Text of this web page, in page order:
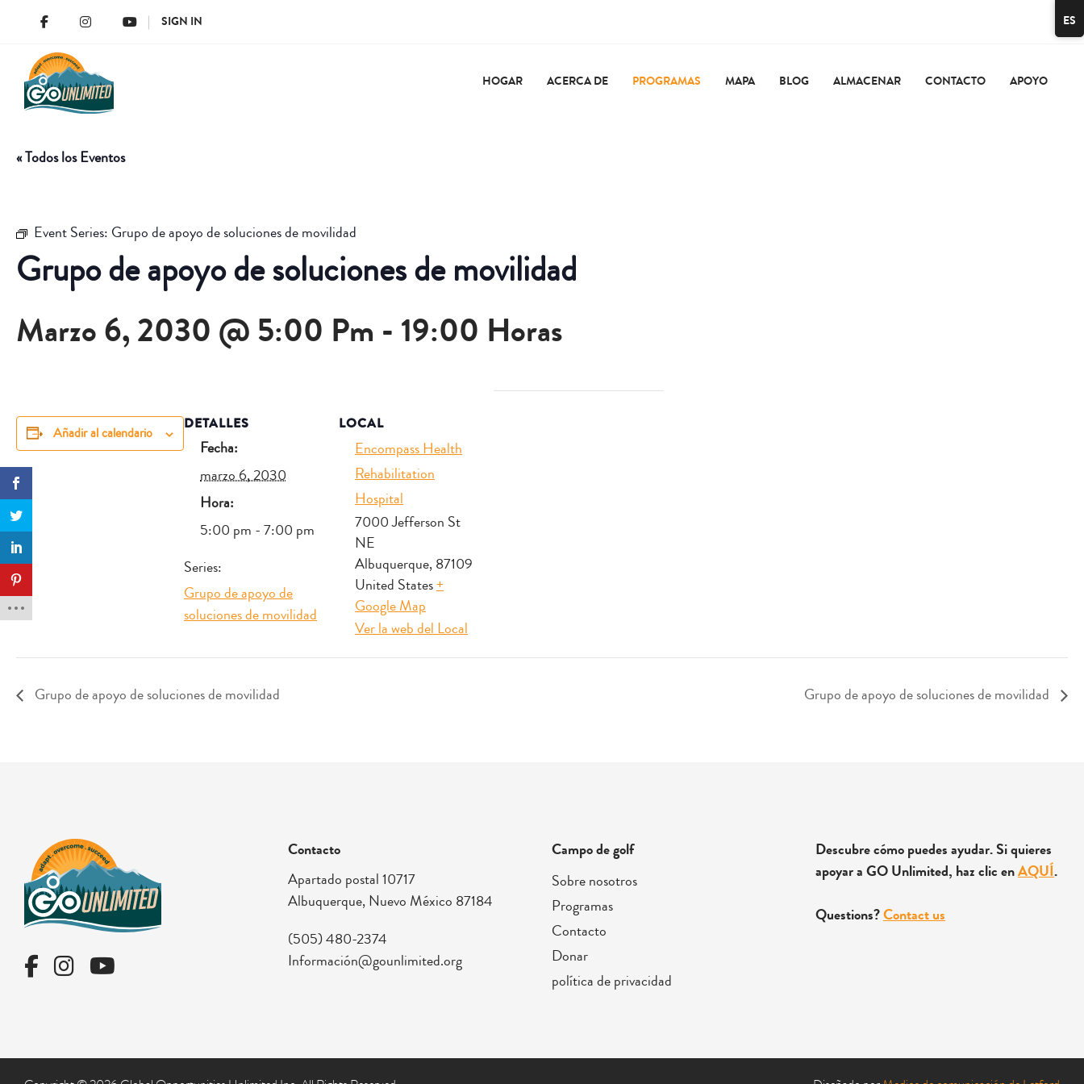
SIGN IN
HOGAR ACERCA DE PROGRAMAS MAPA BLOG ALMACENAR CONTACTO APOYO
« Todos los Eventos
Event Series: Grupo de apoyo de soluciones de movilidad
Grupo de apoyo de soluciones de movilidad
Marzo 6, 2030 @ 5:00 Pm - 19:00 Horas
Añadir al calendario
DETALLES
Fecha:
marzo 6, 2030
Hora:
5:00 pm - 7:00 pm
Series:
Grupo de apoyo de
soluciones de movilidad
LOCAL
Encompass Health
Rehabilitation
Hospital
7000 Jefferson St
NE
Albuquerque,87109
United States+
Google Map
Ver la web del Local
Grupo de apoyo de soluciones de movilidad Grupo de apoyo de soluciones de movilidad
Contacto
Apartado postal 10717
Albuquerque, Nuevo México 87184
(505) 480-2374
Información@gounlimited.org
Campo de golf
Sobre nosotros
Programas
Contacto
Donar
política de privacidad
Descubre cómo puedes ayudar. Si quieres
apoyar a GO Unlimited, haz clic enAQUÍ.
Questions?Contact us
ES